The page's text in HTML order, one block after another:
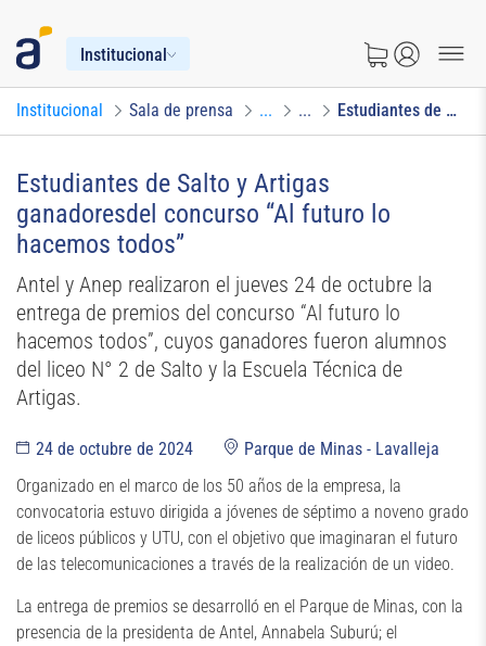
Institucional
Institucional Sala de prensa ... ... Estudiantes de Salto y Artigas ganadores del concurso - Al futuro lo hacemos todos
Estudiantes de Salto y Artigas
ganadoresdel concurso “Al futuro lo
hacemos todos”
Antel y Anep realizaron el jueves 24 de octubre la
entrega de premios del concurso “Al futuro lo
hacemos todos”, cuyos ganadores fueron alumnos
del liceo N° 2 de Salto y la Escuela Técnica de
Artigas.
24 de octubre de 2024
Parque de Minas - Lavalleja
Organizado en el marco de los 50 años de la empresa, la
convocatoria estuvo dirigida a jóvenes de séptimo a noveno grado
de liceos públicos y UTU, con el objetivo que imaginaran el futuro
de las telecomunicaciones a través de la realización de un video.
La entrega de premios se desarrolló en el Parque de Minas, con la
presencia de la presidenta de Antel, Annabela Suburú; el